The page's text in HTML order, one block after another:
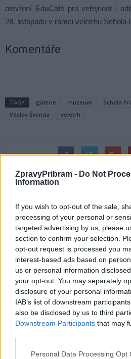
ZpravyPribram - Do Not
Information
If you wish to opt-out of the sale,
processing of your personal or
targeted advertising by us, please
section to confirm your selection.
opt-out request is processed you
interest-based ads based on
us or personal information
your opt-out. You may separately
disclosure of your personal
IAB’s list of downstream
also be disclosed by us to third
Downstream Participants that may
Personal Data Processing Opt
otevření EduCafé pro veřejnost i
28. listopadu v rámci veletrhu Schola
Komentáře
TAGY galerie muzeum Schola
Václav Švenda
veletrh
Předchozí článek
Říjen patří kyberbezpečnosti.
Policie varuje před novými triky
podvodníků
SOUVISEJÍCÍ ČLÁNKY
VÍCE OD AUTORA
Zpravodajství
Většina koupališť
výborné
Živohošti